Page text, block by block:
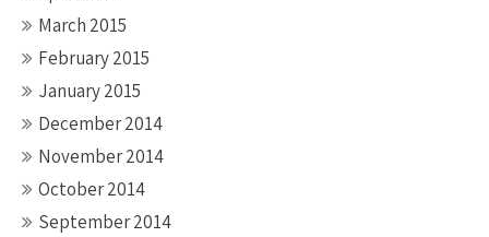
March 2015
February 2015
January 2015
December 2014
November 2014
October 2014
September 2014